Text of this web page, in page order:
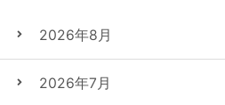
2026年8月
2026年7月